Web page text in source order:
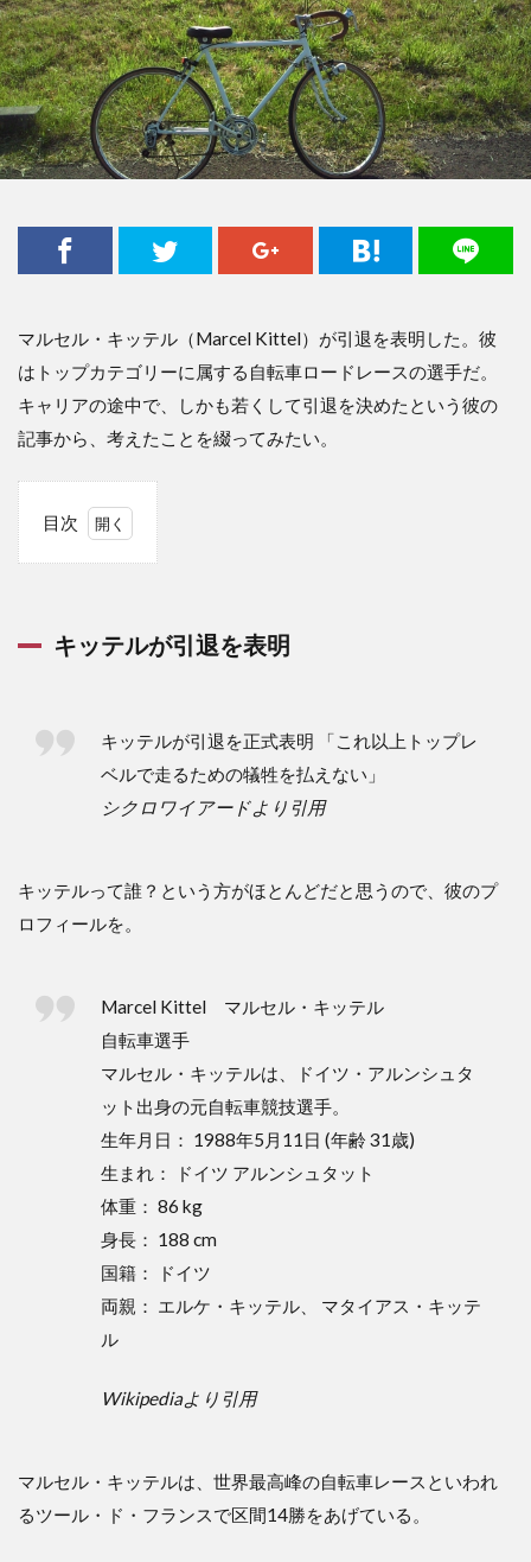
マルセル・キッテル（Marcel Kittel）が引退を表明した。彼
はトップカテゴリーに属する自転車ロードレースの選手だ。
キャリアの途中で、しかも若くして引退を決めたという彼の
記事から、考えたことを綴ってみたい。
目次
ル
を
表
を
ど
う
る
キッテルが引退を表明
キッテルが引退を正式表明 「これ以上トップレ
ベルで走るための犠牲を払えない」
シクロワイアードより引用
キッテルって誰？という方がほとんどだと思うので、彼のプ
ロフィールを。
Marcel Kittel マルセル・キッテル
自転車選手
マルセル・キッテルは、ドイツ・アルンシュタ
ット出身の元自転車競技選手。
生年月日： 1988年5月11日 (年齢 31歳)
生まれ： ドイツ アルンシュタット
体重： 86 kg
身長： 188 cm
国籍： ドイツ
両親： エルケ・キッテル、 マタイアス・キッテ
ル
Wikipediaより引用
マルセル・キッテルは、世界最高峰の自転車レースといわれ
るツール・ド・フランスで区間14勝をあげている。